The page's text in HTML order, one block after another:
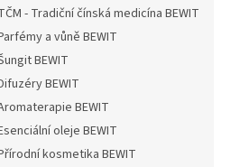
- Tradiční čínská medicína BEWIT
a vůně BEWIT
BEWIT
BEWIT
BEWIT
oleje BEWIT
kosmetika BEWIT